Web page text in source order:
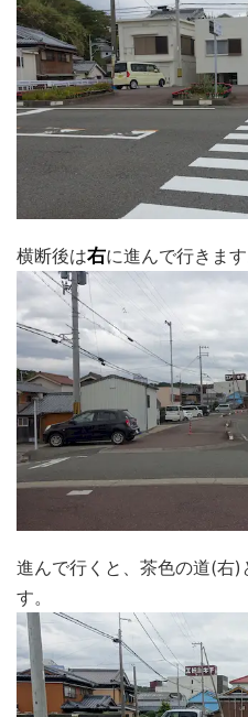
横断後は右に進んで行きます
進んで行くと、茶色の道(右)
す。